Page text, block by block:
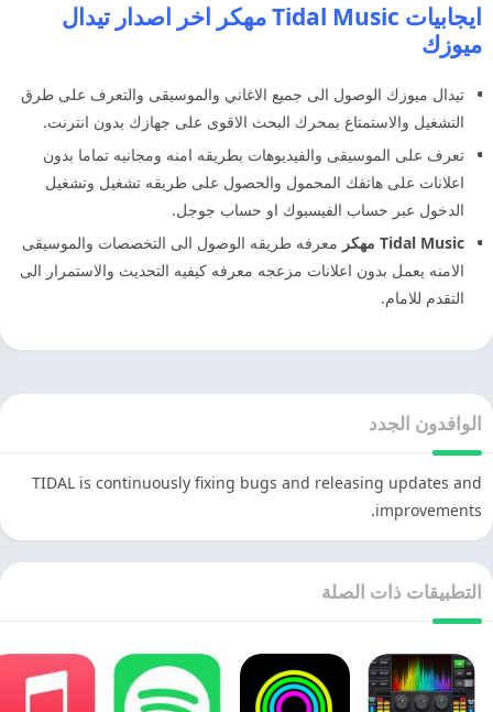
ايجابيات Tidal Music مهكر اخر اصدار تيدال
ميوزك
تيدال ميوزك الوصول الى جميع الاغاني والموسيقى والتعرف على طرق
التشغيل والاستمتاع بمحرك البحث الاقوى على جهازك بدون انترنت.
تعرف على الموسيقى والفيديوهات بطريقه امنه ومجانيه تماما بدون
اعلانات على هاتفك المحمول والحصول على طريقه تشغيل وتشغيل
الدخول عبر حساب الفيسبوك او حساب جوجل.
Tidal Music مهكر
معرفه طريقه الوصول الى التخصصات والموسيقى
الامنه يعمل بدون اعلانات مزعجه معرفه كيفيه التحديث والاستمرار الى
التقدم للامام.
الوافدون الجدد
TIDAL is continuously fixing bugs and releasing updates and
improvements.
التطبيقات ذات الصلة